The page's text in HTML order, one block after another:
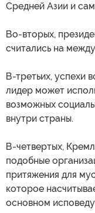
Средней Азии и
Во-вторых,
считались на
В-третьих, успехи
лидер может
возможных
внутри страны.
В-четвертых,
подобные
притяжения для
которое
основном